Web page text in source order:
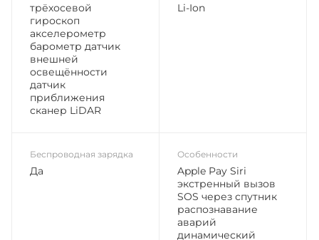
трёхосевой
гироскоп
акселерометр
барометр датчик
внешней
освещённости
датчик
приближения
сканер LiDAR
Li-Ion
Беспроводная зарядка
Да
Особенности
Apple Pay Siri
экстренный вызов
SOS через спутник
распознавание
аварий
динамический